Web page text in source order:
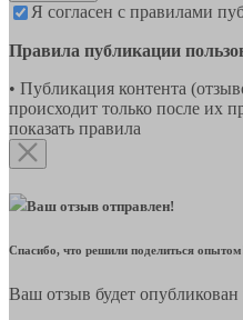
Я согласен с правилами
Правила публикации
• Публикация контента
происходит только после их
показать правила
Ваш отзыв отправлен!
Спасибо, что решили поделиться
Ваш отзыв будет